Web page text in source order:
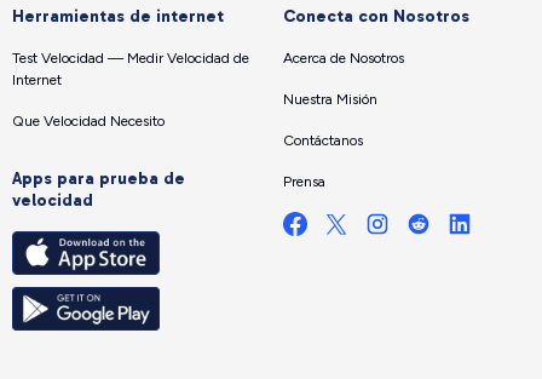
Herramientas de internet
Test Velocidad — Medir Velocidad de
Internet
Que Velocidad Necesito
Apps para prueba de
velocidad
Conecta con Nosotros
Acerca de Nosotros
Nuestra Misión
Contáctanos
Prensa